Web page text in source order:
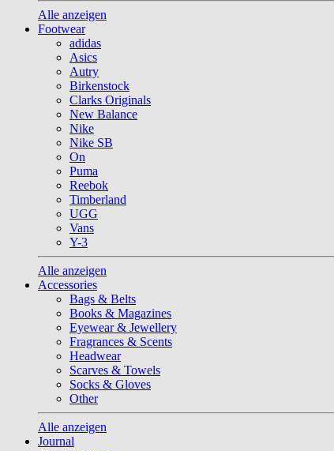
Alle anzeigen
Footwear
adidas
Asics
Autry
Birkenstock
Clarks Originals
New Balance
Nike
Nike SB
On
Puma
Reebok
Timberland
UGG
Vans
Y-3
Alle anzeigen
Accessories
Bags & Belts
Books & Magazines
Eyewear & Jewellery
Fragrances & Scents
Headwear
Scarves & Towels
Socks & Gloves
Other
Alle anzeigen
Journal